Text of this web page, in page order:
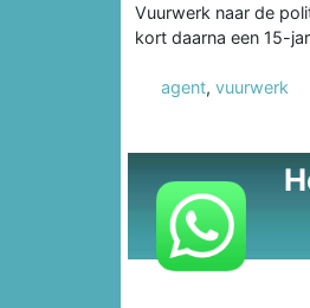
Vuurwerk naar de
kort daarna een 15-
agent, vuurwerk